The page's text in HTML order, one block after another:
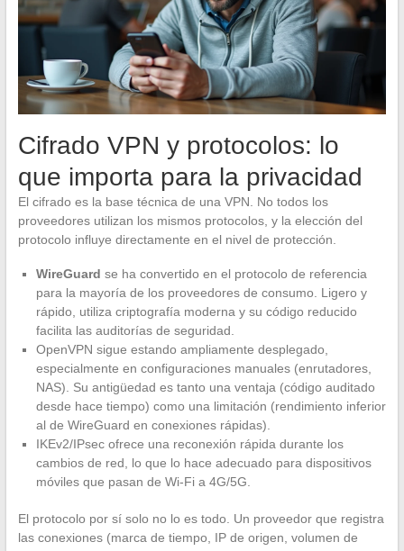
Cifrado VPN y protocolos: lo
que importa para la privacidad
El cifrado es la base técnica de una VPN. No todos los
proveedores utilizan los mismos protocolos, y la elección del
protocolo influye directamente en el nivel de protección.
WireGuard se ha convertido en el protocolo de referencia
para la mayoría de los proveedores de consumo. Ligero y
rápido, utiliza criptografía moderna y su código reducido
facilita las auditorías de seguridad.
OpenVPN sigue estando ampliamente desplegado,
especialmente en configuraciones manuales (enrutadores,
NAS). Su antigüedad es tanto una ventaja (código auditado
desde hace tiempo) como una limitación (rendimiento inferior
al de WireGuard en conexiones rápidas).
IKEv2/IPsec ofrece una reconexión rápida durante los
cambios de red, lo que lo hace adecuado para dispositivos
móviles que pasan de Wi-Fi a 4G/5G.
El protocolo por sí solo no lo es todo. Un proveedor que registra
las conexiones (marca de tiempo, IP de origen, volumen de